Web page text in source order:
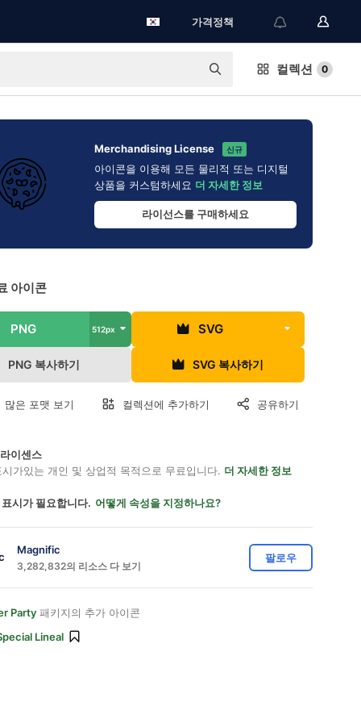
가격정책
컬렉션 0
Merchandising License 신규
아이콘을 이용해 모든 물리적 또는 디지털
상품을 커스텀하세요 더 자세한 정보
라이선스를 구매하세요
아이콘
PNG 512px SVG
PNG 복사하기 SVG 복사하기
많은 포맷 보기 컬렉션에 추가하기 공유하기
이센스
가있는 개인 및 상업적 목적으로 무료입니다. 더 자세한 정보
시가 필요합니다. 어떻게 속성을 지정하나요?
Magnific
3,282,832의 리소스 다 보기
팔로우
Party 패키지의 추가 아이콘
Lineal